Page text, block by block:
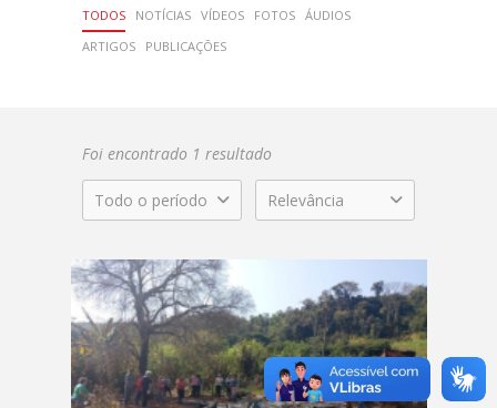
TODOS NOTÍCIAS VÍDEOS FOTOS ÁUDIOS
ARTIGOS
PUBLICAÇÕES
Foi encontrado 1 resultado
Todo o período Relevância